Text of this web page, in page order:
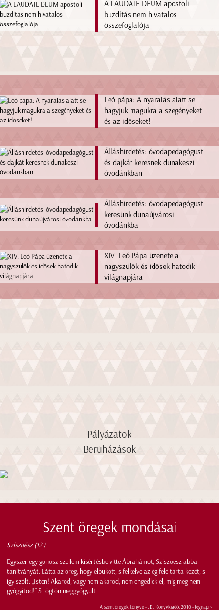
A LAUDATE DEUM apostoli
buzdítás nem hivatalos
összefoglalója
Leó pápa: A nyaralás alatt se
hagyjuk magukra a szegényeket
és az időseket!
Álláshirdetés: óvodapedagógust
és dajkát keresnek dunakeszi
óvodánkban
Álláshirdetés: óvodapedagógust
keresünk dunaújvárosi
óvodánkba
XIV. Leó Pápa üzenete a
nagyszülők és idősek hatodik
világnapjára
Pályázatok
Beruházások
Szent öregek mondásai
Sziszoész (12.)
Egyszer egy gonosz szellem kísértésbe vitte Ábrahámot, Sziszoész abba
tanítványát. Látta az öreg, hogy elbukott, s felkelve az ég felé tárta kezét, s
így szólt: „Isten! Akarod, vagy nem akarod, nem engedlek el, míg meg nem
gyógyítod!” S rögtön meggyógyult.
A szent öregek könyve - JEL Könyvkiadó, 2010 -tegnapi >